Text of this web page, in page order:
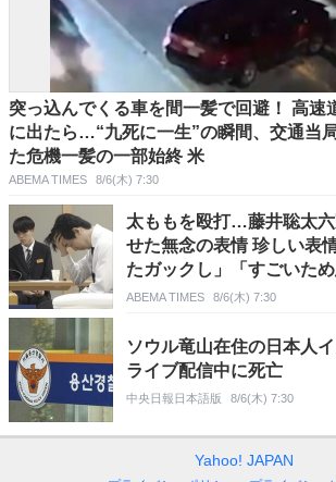
突っ込んでくる車を間一髪で回避！ 高速
に出たら…“九死に一生”の瞬間、交通当
た危機一髪の一部始終 米
ABEMA TIMES 8/6(木) 7:30
太ももを殴打…藤井聡太
せた無念の表情 珍しい表
たガックし」「すごいた
ABEMA TIMES 8/6(木) 7:30
ソウル竜山在住の日本人
ライブ配信中に死亡
中央日報日本語版 8/6(木) 7:30
Yahoo! JAPAN